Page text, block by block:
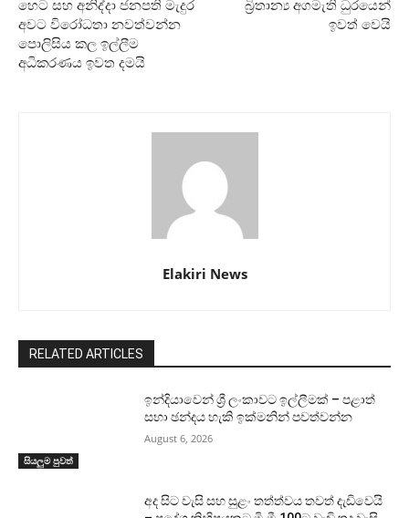
හෙට සහ අනිද්දා ජනපති මැදුර
අවට විරෝධතා නවත්වන්න
පොලිසිය කල ඉල්ලීම
අධිකරණය ඉවත දමයි
බ්‍රිතාන්‍ය අගමැති ධුරයෙන්
ඉවත් වෙයි
Elakiri News
RELATED ARTICLES
සියලුම පුවත්
ඉන්දියාවෙන් ශ්‍රී ලංකාවට ඉල්ලීමක් – පළාත්
සභා ඡන්දය හැකි ඉක්මනින් පවත්වන්න
August 6, 2026
අද සිට වැසි සහ සුළං තත්ත්වය තවත් දැඩිවෙයි